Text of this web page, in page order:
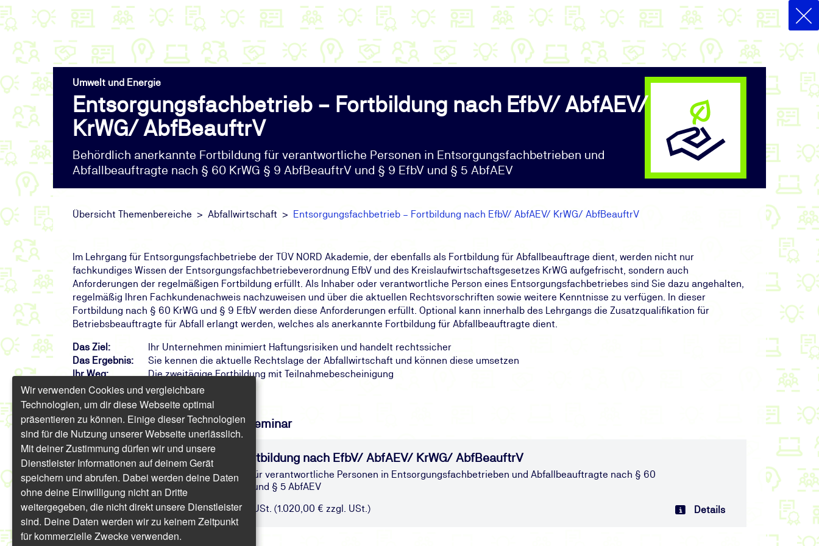
Umwelt und Energie
Entsorgungsfachbetrieb – Fortbildung nach EfbV/ AbfAEV/
KrWG/ AbfBeauftrV
Behördlich anerkannte Fortbildung für verantwortliche Personen in Entsorgungsfachbetrieben und
Abfallbeauftragte nach § 60 KrWG § 9 AbfBeauftrV und § 9 EfbV und § 5 AbfAEV
Übersicht Themenbereiche Abfallwirtschaft Entsorgungsfachbetrieb – Fortbildung nach EfbV/ AbfAEV/ KrWG/ AbfBeauftrV
Im Lehrgang für Entsorgungsfachbetriebe der TÜV NORD Akademie, der ebenfalls als Fortbildung für Abfallbeauftrage dient, werden nicht nur
fachkundiges Wissen der Entsorgungsfachbetriebeverordnung EfbV und des Kreislaufwirtschaftsgesetzes KrWG aufgefrischt, sondern auch
Anforderungen der regelmäßigen Fortbildung erfüllt. Als Inhaber oder verantwortliche Person eines Entsorgungsfachbetriebes sind Sie dazu angehalten,
regelmäßig Ihren Fachkundenachweis nachzuweisen und über die aktuellen Rechtsvorschriften sowie weitere Kenntnisse zu verfügen. In dieser
Fortbildung nach § 60 KrWG und § 9 EfbV werden diese Anforderungen erfüllt. Optional kann innerhalb des Lehrgangs die Zusatzqualifikation für
Betriebsbeauftragte für Abfall erlangt werden, welches als anerkannte Fortbildung für Abfallbeauftragte dient.
Das Ziel:
Ihr Unternehmen minimiert Haftungsrisiken und handelt rechtssicher
Das Ergebnis:
Sie kennen die aktuelle Rechtslage der Abfallwirtschaft und können diese umsetzen
Ihr Weg:
Die zweitägige Fortbildung mit Teilnahmebescheinigung
Finden Sie freie Termine für das Seminar
Entsorgungsfachbetrieb – Fortbildung nach EfbV/ AbfAEV/ KrWG/ AbfBeauftrV
Behördlich anerkannte Fortbildung für verantwortliche Personen in Entsorgungsfachbetrieben und Abfallbeauftragte nach § 60
KrWG § 9 AbfBeauftrV und § 9 EfbV und § 5 AbfAEV
Präsenz | 2 Tage | ab 1.213,80 € inkl. USt. (1.020,00 € zzgl. USt.) Details
Wir verwenden Cookies und vergleichbare
Technologien, um dir diese Webseite optimal
präsentieren zu können. Einige dieser Technologien
sind für die Nutzung unserer Webseite unerlässlich.
Mit deiner Zustimmung dürfen wir und unsere
Dienstleister Informationen auf deinem Gerät
speichern und abrufen. Dabei werden deine Daten
ohne deine Einwilligung nicht an Dritte
weitergegeben, die nicht direkt unsere Dienstleister
sind. Deine Daten werden wir zu keinem Zeitpunkt
für kommerzielle Zwecke verwenden.